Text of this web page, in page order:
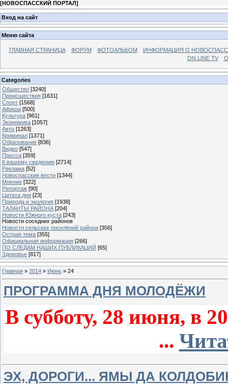
[НОВОСПАССКИЙ ПОРТАЛ]
Вход на сайт
Меню сайта
ГЛАВНАЯ СТРАНИЦА ФОРУМ ФОТОАЛЬБОМ
ИНФОРМАЦИЯ О
ON LINE TV
Categories
Общество [3240]
Происшествия [1631]
Спорт [1568]
Афиша [500]
Культура [961]
Экономика [1057]
Авто [1263]
Криминал [1371]
Образование [836]
Видео [547]
Пресса [359]
К вашему сведению [2714]
Реклама [52]
Новоспасские вести [1344]
Мнение [322]
Репортаж [90]
Цитата дня [23]
Природа и экология [1938]
ТАЛАНТЫ РАЙОНА [204]
Новости Южного куста [243]
Новости соседних районов
Новости сельских поселений района [356]
Острая тема [355]
Официальная информация [266]
ПО СЛЕДАМ НАШИХ ПУБЛИКАЦИЙ [65]
Здоровье [817]
Главная » 2014 » Июнь » 24
ПРОГРАММА ДНЯ МОЛОДЁЖИ
В субботу, 28 июня, в
...
ЭХ, ДОРОГИ... ЯМЫ ДА